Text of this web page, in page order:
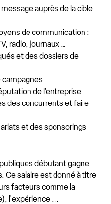
auprès de la cible
de communication :
radio, journaux …
et des dossiers de
campagnes
de l’entreprise
des concurrents et faire
et des sponsorings
débutant gagne
Ce salaire est donné à titre
facteurs comme la
l'expérience ...